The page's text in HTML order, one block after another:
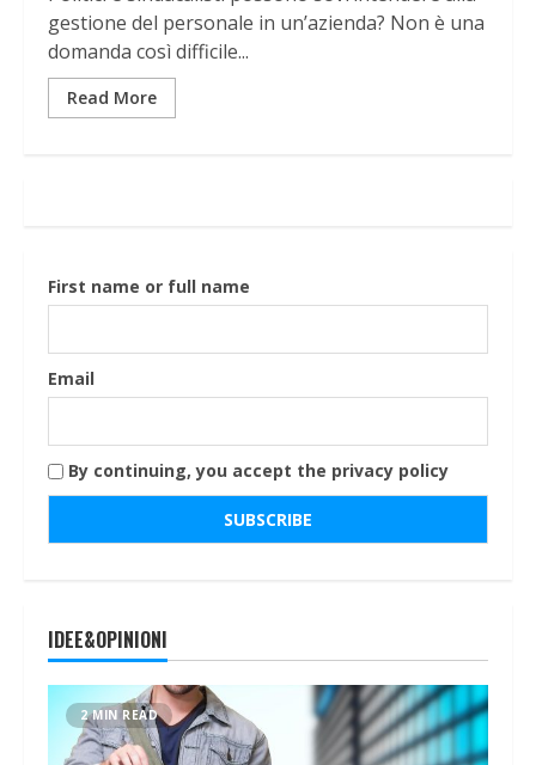
gestione del personale in un’azienda? Non è una
domanda così difficile...
Read More
First name or full name
Email
By continuing, you accept the privacy policy
IDEE&OPINIONI
2 MIN READ